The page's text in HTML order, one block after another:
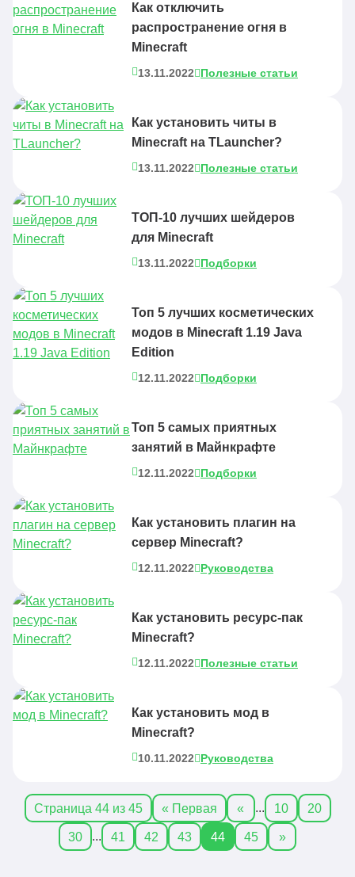
Как отключить
распространение огня в
Minecraft
13.11.2022 Полезные статьи
Как установить читы в
Minecraft на TLauncher?
13.11.2022 Полезные статьи
ТОП-10 лучших шейдеров
для Minecraft
13.11.2022 Подборки
Топ 5 лучших косметических
модов в Minecraft 1.19 Java
Edition
12.11.2022 Подборки
Топ 5 самых приятных
занятий в Майнкрафте
12.11.2022 Подборки
Как установить плагин на
сервер Minecraft?
12.11.2022 Руководства
Как установить ресурс-пак
Minecraft?
12.11.2022 Полезные статьи
Как установить мод в
Minecraft?
10.11.2022 Руководства
Страница 44 из 45 « Первая « ... 10 20
30 ... 41 42 43 44 45 »